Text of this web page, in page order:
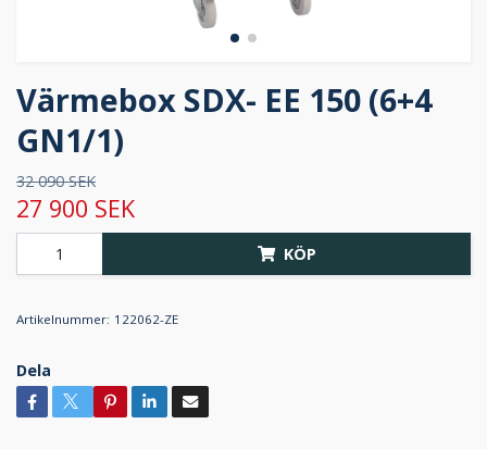
Värmebox SDX- EE 150 (6+4
GN1/1)
32 090 SEK
27 900 SEK
KÖP
Artikelnummer: 122062-ZE
Dela